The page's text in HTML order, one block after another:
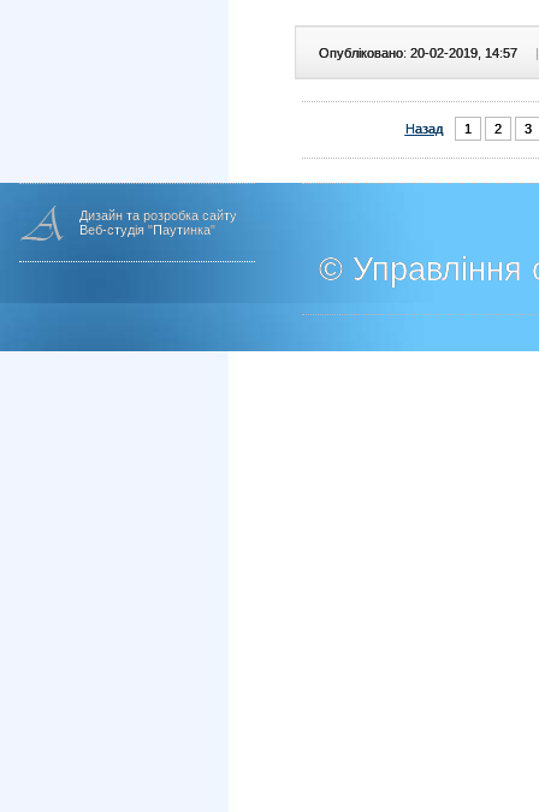
Опубліковано: 20-02-2019, 14:57 |
Назад 1 2 3
Дизайн та розробка сайту
Веб-студія "Паутинка"
© Управління